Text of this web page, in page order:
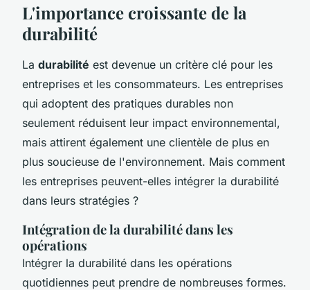
L'importance croissante de la
durabilité
La durabilité est devenue un critère clé pour les
entreprises et les consommateurs. Les entreprises
qui adoptent des pratiques durables non
seulement réduisent leur impact environnemental,
mais attirent également une clientèle de plus en
plus soucieuse de l'environnement. Mais comment
les entreprises peuvent-elles intégrer la durabilité
dans leurs stratégies ?
Intégration de la durabilité dans les
opérations
Intégrer la durabilité dans les opérations
quotidiennes peut prendre de nombreuses formes.